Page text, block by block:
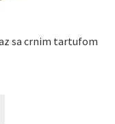
sa crnim tartufom